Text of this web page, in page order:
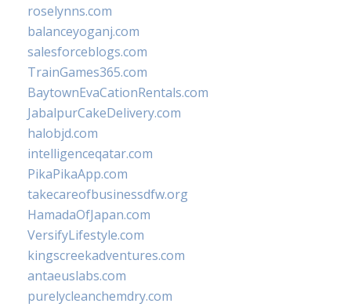
roselynns.com
balanceyoganj.com
salesforceblogs.com
TrainGames365.com
BaytownEvaCationRentals.com
JabalpurCakeDelivery.com
halobjd.com
intelligenceqatar.com
PikaPikaApp.com
takecareofbusinessdfw.org
HamadaOfJapan.com
VersifyLifestyle.com
kingscreekadventures.com
antaeuslabs.com
purelycleanchemdry.com